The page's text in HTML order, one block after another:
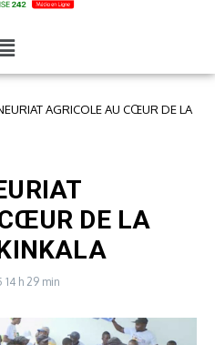
AGRICOLE AU CŒUR DE LA
DE LA
14 h 29 min